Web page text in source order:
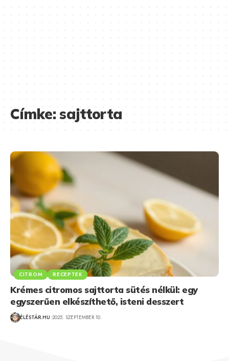
Címke:sajttorta
CITROM RECEPTEK
Krémes citromos sajttorta sütés nélkül: egy
egyszerűen elkészíthető, isteni desszert
ÉLÉSTÁR.HU 2025. SZEPTEMBER 10.